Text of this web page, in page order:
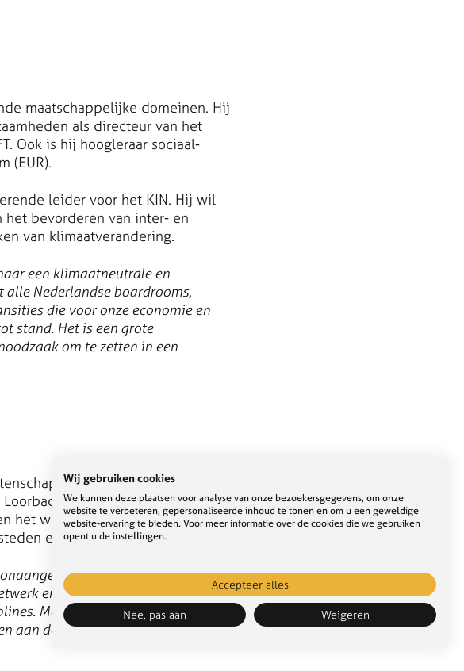
maatschappelijke domeinen. Hij
als directeur van het
Ook is hij hoogleraar sociaal-
(EUR).
leider voor het KIN. Hij wil
bevorderen van inter- en
van klimaatverandering.
een klimaatneutrale en
Nederlandse boardrooms,
die voor onze economie en
stand. Het is een grote
om te zetten in een
boegbeeld een nieuwe
is de directie compleet,
het wetenschappelijk boegbeeld.
en daarna anderhalve dag.
expert als het gaat
en veel ervaring met het
Met ‘transitie in de
aan de impact en zichtbaarheid
Wij gebruiken cookies
We kunnen deze plaatsen voor analyse van onze bezoekersgegevens, om onze
website te verbeteren, gepersonaliseerde inhoud te tonen en om u een geweldige
website-ervaring te bieden. Voor meer informatie over de cookies die we gebruiken
opent u de instellingen.
Accepteer alles
Nee, pas aan Weigeren